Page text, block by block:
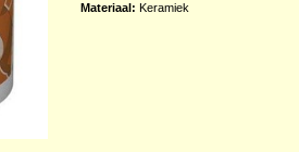
Materiaal: Keramiek